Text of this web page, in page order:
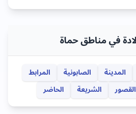
في مناطق حماة
المدينة الصابونية
المرابط
القصور الشريعة الحاضر